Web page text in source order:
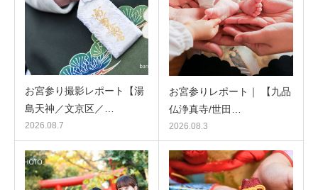
お宮参り撮影レポート【湯
島天神／文京区／…
2026.08.7
お宮参りレポート｜ 【九品
仏浄真寺/世田…
2026.08.3